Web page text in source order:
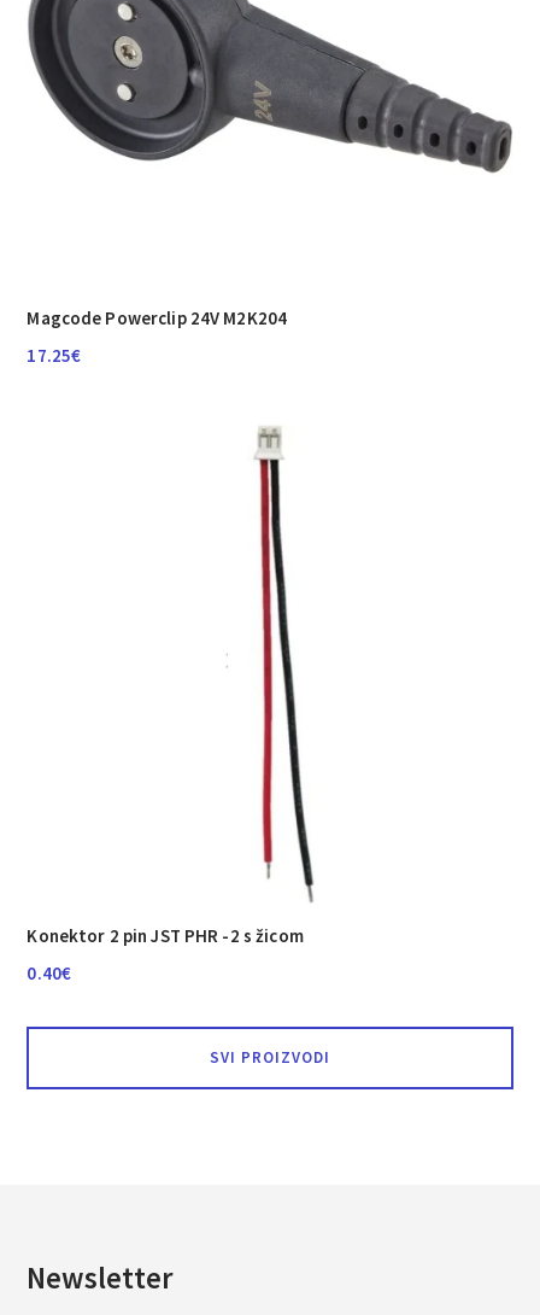
Magcode Powerclip 24V M2K204
17.25€
Konektor 2 pin JST PHR -2 s žicom
0.40€
SVI PROIZVODI
Newsletter